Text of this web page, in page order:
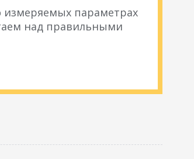
измеряемых параметрах
над правильными